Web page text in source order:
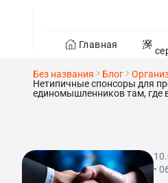
Главная
Без названия Блог
Нетипичные спонсоры для
единомышленников там, где
•